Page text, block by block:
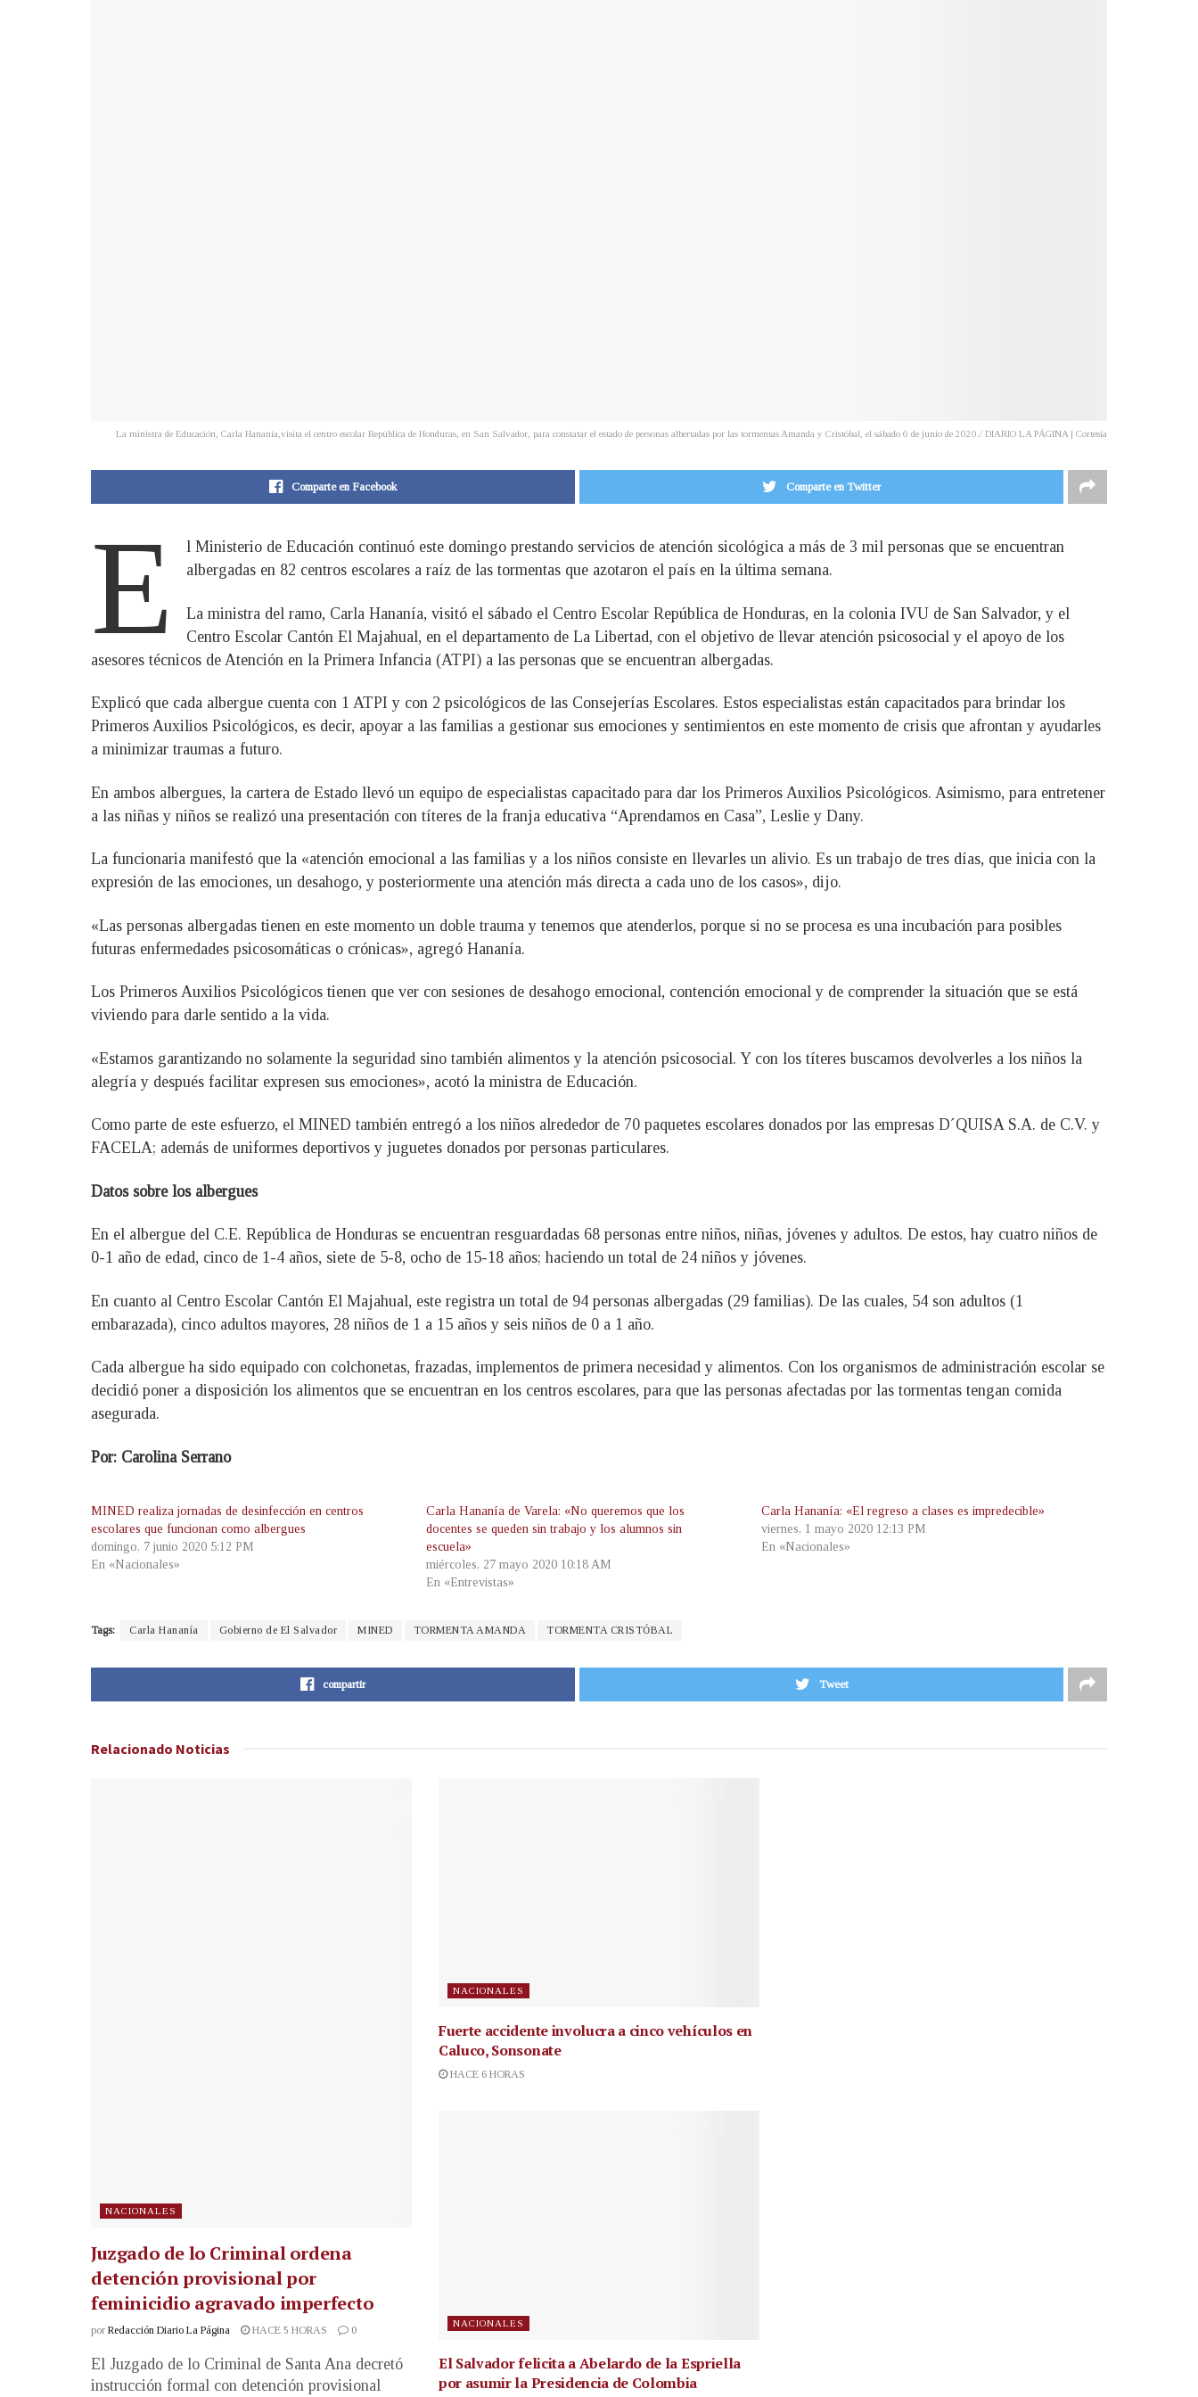
La ministra de Educación, Carla Hananía,visita el centro escolar República de Honduras, en San Salvador, para constatar el estado de personas albertadas por las tormentas Amanda y Cristóbal, el sábado 6 de junio de 2020./ DIARIO LA PÁGINA | Cortesía
Comparte en Facebook Comparte en Twitter
E
l Ministerio de Educación continuó este domingo prestando servicios de atención sicológica a más de 3 mil personas que se encuentran
albergadas en 82 centros escolares a raíz de las tormentas que azotaron el país en la última semana.
La ministra del ramo, Carla Hananía, visitó el sábado el Centro Escolar República de Honduras, en la colonia IVU de San Salvador, y el
Centro Escolar Cantón El Majahual, en el departamento de La Libertad, con el objetivo de llevar atención psicosocial y el apoyo de los
asesores técnicos de Atención en la Primera Infancia (ATPI) a las personas que se encuentran albergadas.
Explicó que cada albergue cuenta con 1 ATPI y con 2 psicológicos de las Consejerías Escolares. Estos especialistas están capacitados para brindar los
Primeros Auxilios Psicológicos, es decir, apoyar a las familias a gestionar sus emociones y sentimientos en este momento de crisis que afrontan y ayudarles
a minimizar traumas a futuro.
En ambos albergues, la cartera de Estado llevó un equipo de especialistas capacitado para dar los Primeros Auxilios Psicológicos. Asimismo, para entretener
a las niñas y niños se realizó una presentación con títeres de la franja educativa “Aprendamos en Casa”, Leslie y Dany.
La funcionaria manifestó que la «atención emocional a las familias y a los niños consiste en llevarles un alivio. Es un trabajo de tres días, que inicia con la
expresión de las emociones, un desahogo, y posteriormente una atención más directa a cada uno de los casos», dijo.
«Las personas albergadas tienen en este momento un doble trauma y tenemos que atenderlos, porque si no se procesa es una incubación para posibles
futuras enfermedades psicosomáticas o crónicas», agregó Hananía.
Los Primeros Auxilios Psicológicos tienen que ver con sesiones de desahogo emocional, contención emocional y de comprender la situación que se está
viviendo para darle sentido a la vida.
«Estamos garantizando no solamente la seguridad sino también alimentos y la atención psicosocial. Y con los títeres buscamos devolverles a los niños la
alegría y después facilitar expresen sus emociones», acotó la ministra de Educación.
Como parte de este esfuerzo, el MINED también entregó a los niños alrededor de 70 paquetes escolares donados por las empresas D´QUISA S.A. de C.V. y
FACELA; además de uniformes deportivos y juguetes donados por personas particulares.
Datos sobre los albergues
En el albergue del C.E. República de Honduras se encuentran resguardadas 68 personas entre niños, niñas, jóvenes y adultos. De estos, hay cuatro niños de
0-1 año de edad, cinco de 1-4 años, siete de 5-8, ocho de 15-18 años; haciendo un total de 24 niños y jóvenes.
En cuanto al Centro Escolar Cantón El Majahual, este registra un total de 94 personas albergadas (29 familias). De las cuales, 54 son adultos (1
embarazada), cinco adultos mayores, 28 niños de 1 a 15 años y seis niños de 0 a 1 año.
Cada albergue ha sido equipado con colchonetas, frazadas, implementos de primera necesidad y alimentos. Con los organismos de administración escolar se
decidió poner a disposición los alimentos que se encuentran en los centros escolares, para que las personas afectadas por las tormentas tengan comida
asegurada.
Por: Carolina Serrano
MINED realiza jornadas de desinfección en centros
escolares que funcionan como albergues
domingo, 7 junio 2020 5:12 PM
En «Nacionales»
Carla Hananía de Varela: «No queremos que los
docentes se queden sin trabajo y los alumnos sin
escuela»
miércoles, 27 mayo 2020 10:18 AM
En «Entrevistas»
Carla Hananía: «El regreso a clases es impredecible»
viernes, 1 mayo 2020 12:13 PM
En «Nacionales»
Tags: Carla Hananía Gobierno de El Salvador MINED TORMENTA AMANDA TORMENTA CRISTÓBAL
compartir Tweet
Relacionado Noticias
NACIONALES
Juzgado de lo Criminal ordena
detención provisional por
feminicidio agravado imperfecto
por Redacción Diario La Página HACE 5 HORAS 0
El Juzgado de lo Criminal de Santa Ana decretó
instrucción formal con detención provisional
NACIONALES
Fuerte accidente involucra a cinco vehículos en
Caluco, Sonsonate
HACE 6 HORAS
NACIONALES
El Salvador felicita a Abelardo de la Espriella
por asumir la Presidencia de Colombia